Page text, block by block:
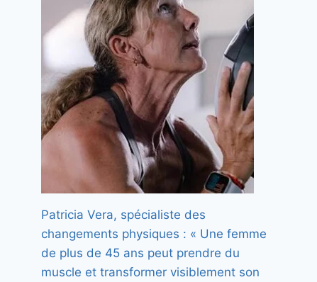
Oui, les fringales à la
ménopause existent et sont
tout à fait normales
Par Florence 15 juillet 2026
Patricia Vera, spécialiste des
changements physiques : « Une femme
de plus de 45 ans peut prendre du
muscle et transformer visiblement son